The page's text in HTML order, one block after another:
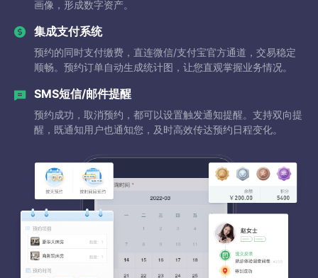
画像，形成数字资产。
集成支付系统
预约的同时支付缴费，直连微信/支付宝官方通道，交易稳定
顺畅。预约订单自动生成统计图，让您直观掌握业务情况。
SMS短信/邮件提醒
预约成功，取消预约，都可以设置触发通知提醒。支持双向提
醒，既通知用户也通知您，及时高效传达预约日程变化。